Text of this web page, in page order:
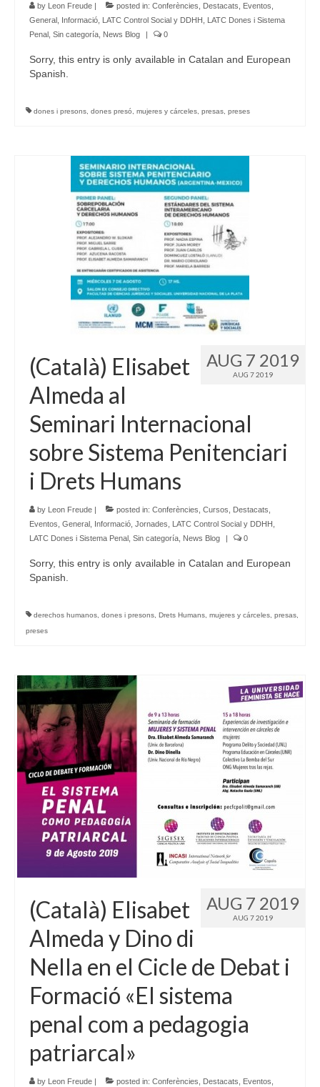
by Leon Freude | posted in: Conferències Destacats Eventos
General Informació LATC Control Social y DDHH
LATC Dones i Sistema
Penal Sin categoría News Blog | 0
Sorry, this entry is only available in Catalan and European
Spanish.
dones i presons dones presó mujeres y cárceles presas preses
AUG 7 2019
AUG 7 2019
(Català) Elisabet
Almeda al
Seminari Internacional
sobre Sistema Penitenciari
i Drets Humans
by Leon Freude | posted in: Conferències Cursos Destacats
Eventos General Informació Jornades LATC Control Social y DDHH
LATC Dones i Sistema Penal Sin categoría News Blog | 0
Sorry, this entry is only available in Catalan and European
Spanish.
derechos humanos dones i presons Drets Humans mujeres y cárceles presas
preses
AUG 7 2019
AUG 7 2019
(Català) Elisabet
Almeda y Dino di
Nella en el Cicle de Debat i
Formació «El sistema
penal com a pedagogia
patriarcal»
by Leon Freude | posted in: Conferències Destacats Eventos